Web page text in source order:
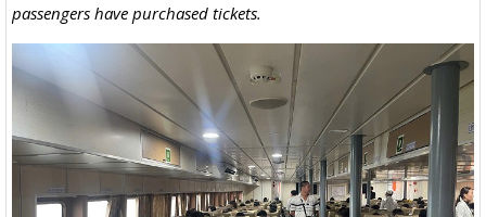
passengers have purchased tickets.